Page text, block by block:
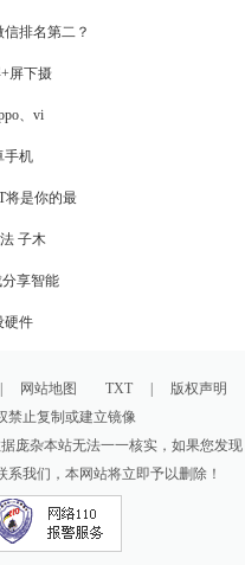
排名第二？
屏下摄
、vi
手机
将是你的最
子木
享智能
硬件
| 网站地图 TXT |
版权声明
禁止复制或建立镜像
庞杂本站无法一一核实，如果您发现
我们，本网站将立即予以删除！